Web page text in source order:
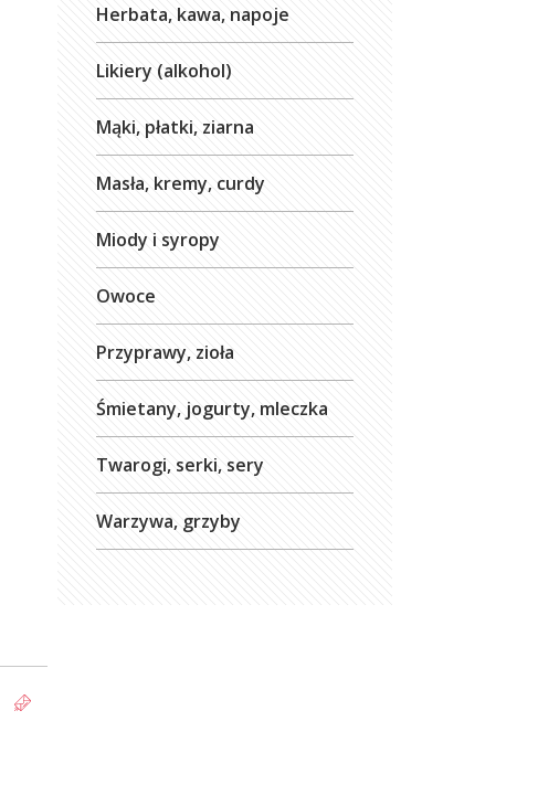
Herbata, kawa, napoje
Likiery (alkohol)
Mąki, płatki, ziarna
Masła, kremy, curdy
Miody i syropy
Owoce
Przyprawy, zioła
Śmietany, jogurty, mleczka
Twarogi, serki, sery
Warzywa, grzyby